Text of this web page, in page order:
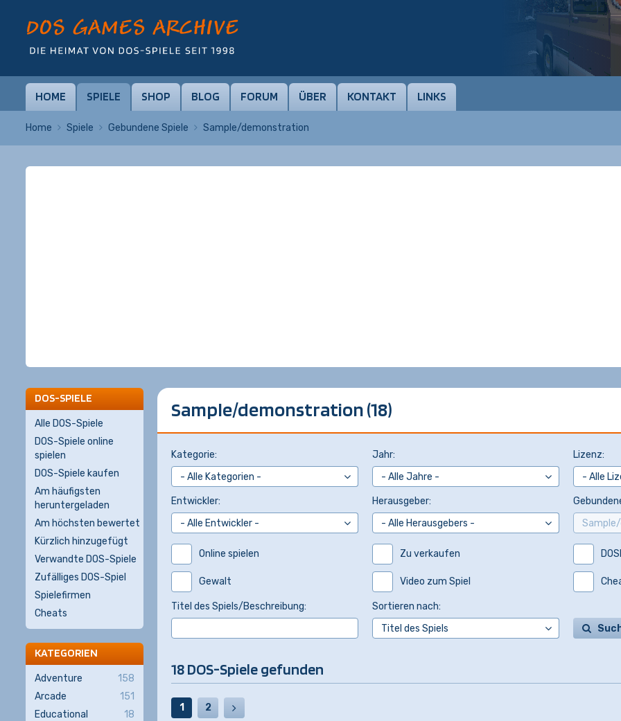
HOME SPIELE SHOP BLOG FORUM ÜBER KONTAKT LINKS
Home Spiele Gebundene Spiele Sample/demonstration
Sample/demonstration (18)
Kategorie: Jahr: Lizenz:
Entwickler: Herausgeber:
Online spielen Zu verkaufen
Gewalt Video zum Spiel
Titel des Spiels/Beschreibung:
Sortieren nach:
18 DOS-Spiele gefunden
1 2
DOS-SPIELE
Alle DOS-Spiele
DOS-Spiele online
spielen
DOS-Spiele kaufen
Am häufigsten
heruntergeladen
Am höchsten bewertet
Kürzlich hinzugefügt
Verwandte DOS-Spiele
Zufälliges DOS-Spiel
Spielefirmen
Cheats
KATEGORIEN
Adventure
158
Arcade
151
Educational
18